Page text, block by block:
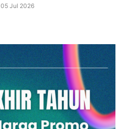
05 Jul 2026